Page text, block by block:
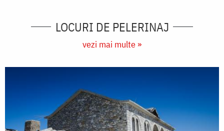
LOCURI DE PELERINAJ
vezi mai multe »